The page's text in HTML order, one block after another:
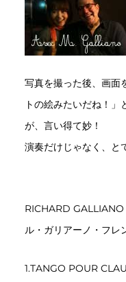
写真を撮った後、画面
トの絵みたいだね！
が、言い得て妙！
演奏だけじゃなく、と
RICHARD
ル・ガリアーノ・フレ
1.TANGO POUR